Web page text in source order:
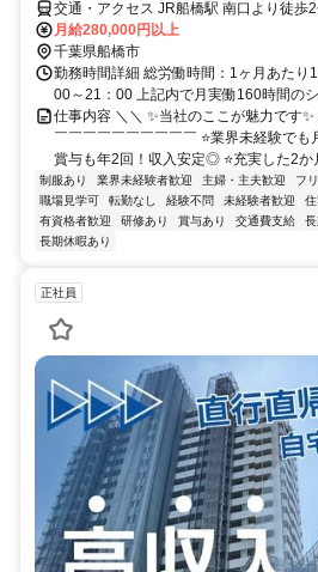
交通・アクセス JR船橋駅 南口より徒歩
月給280,000円以上
千葉県船橋市
勤務時間詳細 総労働時間：1ヶ月あたり
00～21：00 上記内で月実働160時間の
仕事内容 ＼＼ ✨当社のここが魅力です
￣￣￣￣￣￣￣￣￣￣ ⭐業界未経験でも
賞与も年2回！収入安定◎ ⭐充実した2か
制服あり 業界未経験者歓迎 主婦・主夫歓迎 フ
職場見学可
転勤なし 経験不問 未経験者歓迎
有資格者歓迎
研修あり 賞与あり 交通費支給
長期休暇あり
正社員